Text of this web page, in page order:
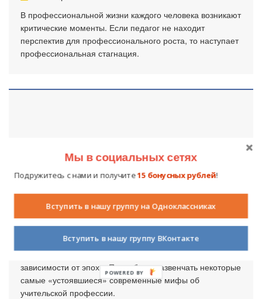
В профессиональной жизни каждого человека возникают
критические моменты. Если педагог не находит
перспектив для профессионального роста, то наступает
профессиональная стагнация.
Мифы о профессии учителя
Эта профессия существует в мире уже не первое
тысячелетие, и мифы о ней формировались в
зависимости от эпохи. Попробуем развенчать некоторые
самые «устоявшиеся» современные мифы об
учительской профессии.
Мы в социальных сетях
Подружитесь с нами и получите15 бонусных рублей!
Вступить в нашу группу на Одноклассниках
Вступить в нашу группу ВКонтакте
POWERED BY